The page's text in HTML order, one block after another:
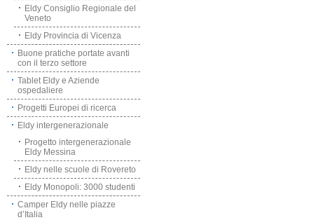
Eldy Consiglio Regionale del
Veneto
Eldy Provincia di Vicenza
Buone pratiche portate avanti
con il terzo settore
Tablet Eldy e Aziende
ospedaliere
Progetti Europei di ricerca
Eldy intergenerazionale
Progetto intergenerazionale
Eldy Messina
Eldy nelle scuole di Rovereto
Eldy Monopoli: 3000 studenti
Camper Eldy nelle piazze
d’Italia